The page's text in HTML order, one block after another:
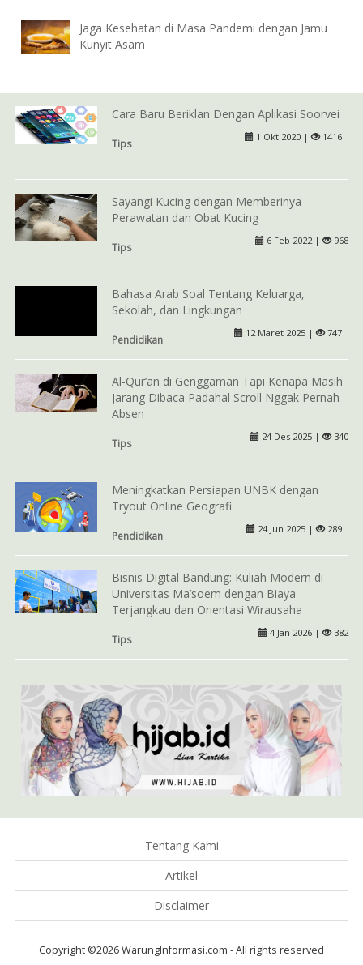
Jaga Kesehatan di Masa Pandemi dengan Jamu
Kunyit Asam
Cara Baru Beriklan Dengan Aplikasi Soorvei
Tips
1 Okt 2020 | 1416
Sayangi Kucing dengan Memberinya
Perawatan dan Obat Kucing
Tips
6 Feb 2022 | 968
Bahasa Arab Soal Tentang Keluarga,
Sekolah, dan Lingkungan
Pendidikan
12 Maret 2025 | 747
Al-Qur’an di Genggaman Tapi Kenapa Masih
Jarang Dibaca Padahal Scroll Nggak Pernah
Absen
Tips
24 Des 2025 | 340
Meningkatkan Persiapan UNBK dengan
Tryout Online Geografi
Pendidikan
24 Jun 2025 | 289
Bisnis Digital Bandung: Kuliah Modern di
Universitas Ma’soem dengan Biaya
Terjangkau dan Orientasi Wirausaha
Tips
4 Jan 2026 | 382
Tentang Kami
Artikel
Disclaimer
Copyright ©2026 WarungInformasi.com - All rights reserved